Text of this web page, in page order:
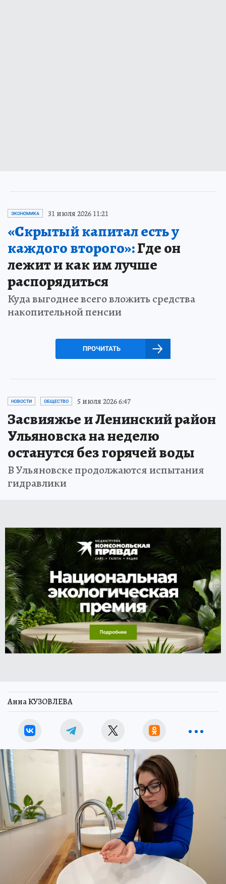
ЭКОНОМИКА 31 июля 2026 11:21
«Скрытый капитал есть у
каждого второго»:Где он
лежит и как им лучше
распорядиться
Куда выгоднее всего вложить средства
накопительной пенсии
ПРОЧИТАТЬ
НОВОСТИ ОБЩЕСТВО 5 июля 2026 6:47
Засвияжье и Ленинский район
Ульяновска на неделю
останутся без горячей воды
В Ульяновске продолжаются испытания
гидравлики
Анна КУЗОВЛЕВА